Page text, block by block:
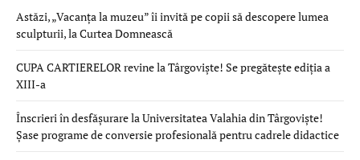
Astăzi, „Vacanța la muzeu” îi invită pe copii să descopere lumea
sculpturii, la Curtea Domnească
CUPA CARTIERELOR revine la Târgoviște! Se pregătește ediția a
XIII-a
Înscrieri în desfășurare la Universitatea Valahia din Târgoviște!
Șase programe de conversie profesională pentru cadrele didactice